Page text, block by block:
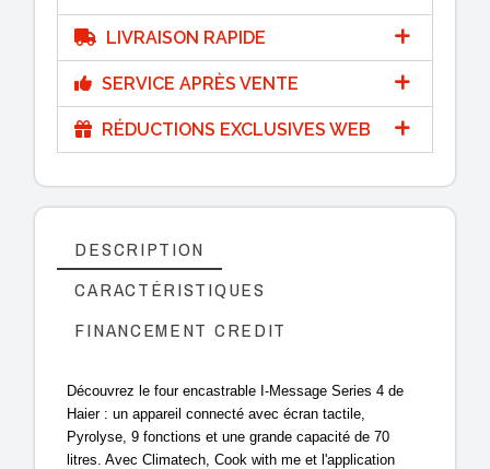
LIVRAISON RAPIDE
SERVICE APRÈS VENTE
RÉDUCTIONS EXCLUSIVES WEB
DESCRIPTION
CARACTÉRISTIQUES
FINANCEMENT CREDIT
Découvrez le four encastrable I-Message Series 4 de
Haier : un appareil connecté avec écran tactile,
Pyrolyse, 9 fonctions et une grande capacité de 70
litres. Avec Climatech, Cook with me et l'application